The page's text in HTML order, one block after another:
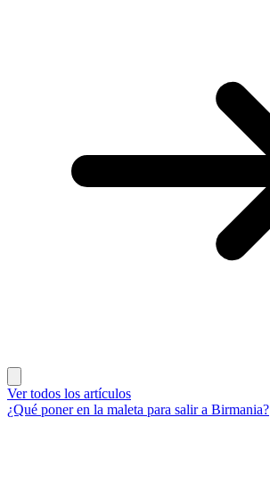
Ver todos los artículos
¿Qué poner en la maleta para salir a Birmania?